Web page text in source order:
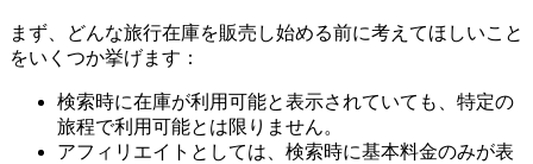
まず、どんな旅行在庫を販売し始める前に考えてほしいこと
をいくつか挙げます：
検索時に在庫が利用可能と表示されていても、特定の
旅程で利用可能とは限りません。
アフィリエイトとしては、検索時に基本料金のみが表